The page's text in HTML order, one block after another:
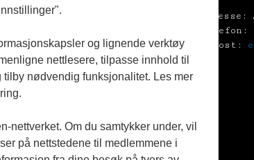
og Norges
og Vær Varsom-
Telefon:
E-post:
og lignende verktøy
nettlesere, tilpasse innhold til
tilby nødvendig funksjonalitet. Les mer
nettverket. Om du samtykker under, vil
på nettstedene til medlemmene i